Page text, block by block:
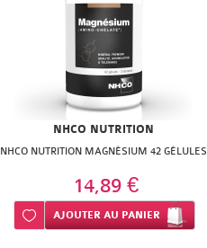
NHCO NUTRITION
NHCO NUTRITION MAGNÉSIUM 42 GÉLULES
14,89 €
Ajouter à ma liste d’envie
AJOUTER AU PANIER